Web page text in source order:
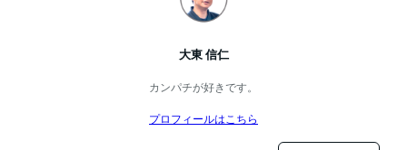
大東 信仁
カンパチが好きです。
プロフィールはこちら